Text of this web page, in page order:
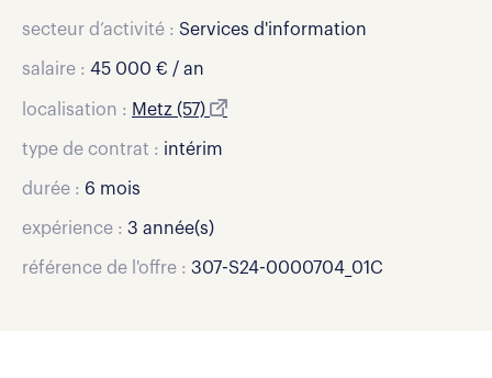
secteur d’activité : Services d'information
salaire : 45 000 € / an
localisation : Metz (57)
type de contrat : intérim
durée : 6 mois
expérience : 3 année(s)
référence de l'offre : 307-S24-0000704_01C